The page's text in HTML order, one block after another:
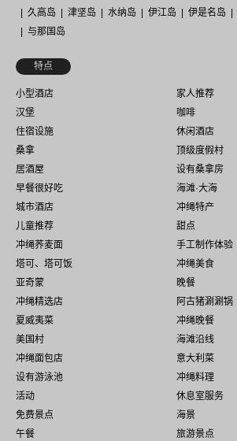
久高岛
津坚岛 水纳岛 伊江岛 伊是名岛
与那国岛
特点
小型酒店
家人推荐
汉堡
咖啡
住宿设施
休闲酒店
桑拿
顶级度假村
居酒屋
设有桑拿房
早餐很好吃
海滩·大海
城市酒店
冲绳特产
儿童推荐
甜点
冲绳荞麦面
手工制作体验
塔可、塔可饭
冲绳美食
亚奇蒙
晚餐
冲绳精选店
阿古猪涮涮锅
夏威夷菜
冲绳晚餐
美国村
海滩沿线
冲绳面包店
意大利菜
设有游泳池
冲绳料理
活动
休息室服务
免费景点
海景
午餐
旅游景点